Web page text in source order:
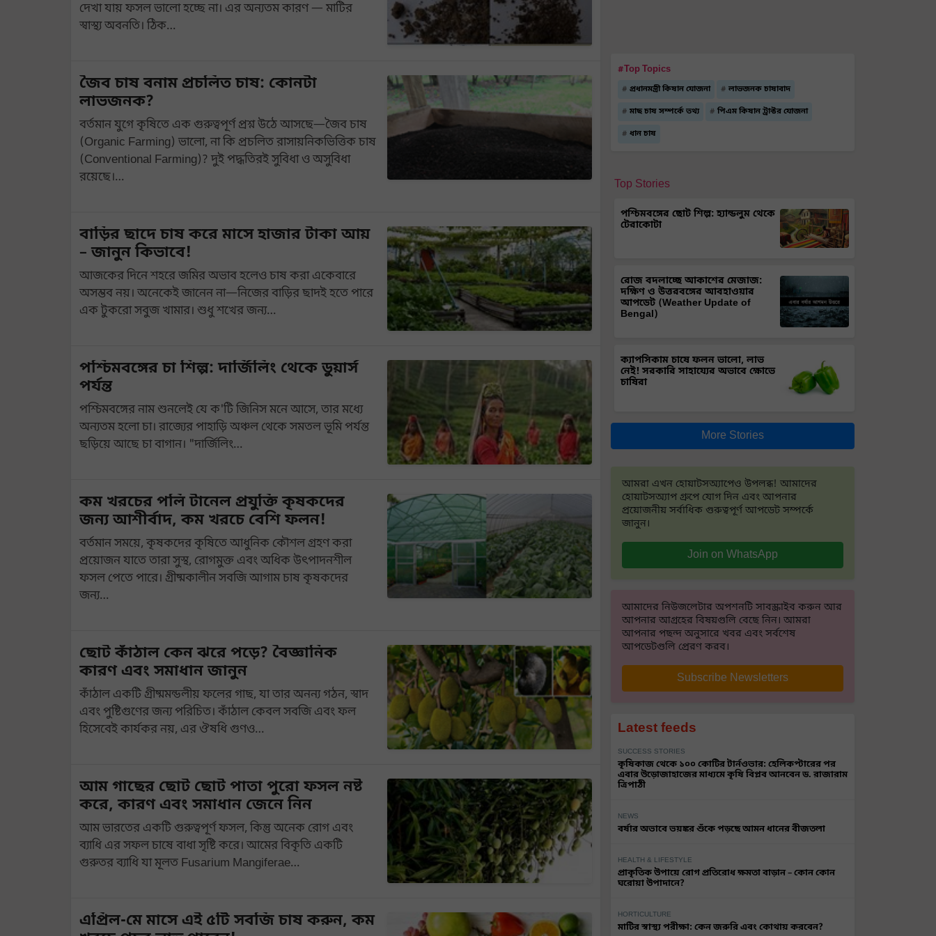
দেখা যায় ফসল ভালো হচ্ছে না। এর অন্যতম কারণ — মাটির
স্বাস্থ্য অবনতি। ঠিক…
জৈব চাষ বনাম প্রচলিত চাষ: কোনটা
লাভজনক?
বর্তমান যুগে কৃষিতে এক গুরুত্বপূর্ণ প্রশ্ন উঠে আসছে—জৈব চাষ
(Organic Farming) ভালো, না কি প্রচলিত রাসায়নিকভিত্তিক চাষ
(Conventional Farming)? দুই পদ্ধতিরই সুবিধা ও অসুবিধা
রয়েছে।…
বাড়ির ছাদে চাষ করে মাসে হাজার টাকা আয়
– জানুন কিভাবে!
আজকের দিনে শহরে জমির অভাব হলেও চাষ করা একেবারে
অসম্ভব নয়। অনেকেই জানেন না—নিজের বাড়ির ছাদই হতে পারে
এক টুকরো সবুজ খামার। শুধু শখের জন্য…
পশ্চিমবঙ্গের চা শিল্প: দার্জিলিং থেকে ডুয়ার্স
পর্যন্ত
পশ্চিমবঙ্গের নাম শুনলেই যে ক'টি জিনিস মনে আসে, তার মধ্যে
অন্যতম হলো চা। রাজ্যের পাহাড়ি অঞ্চল থেকে সমতল ভূমি পর্যন্ত
ছড়িয়ে আছে চা বাগান। "দার্জিলিং…
কম খরচের পলি টানেল প্রযুক্তি কৃষকদের
জন্য আশীর্বাদ, কম খরচে বেশি ফলন!
বর্তমান সময়ে, কৃষকদের কৃষিতে আধুনিক কৌশল গ্রহণ করা
প্রয়োজন যাতে তারা সুস্থ, রোগমুক্ত এবং অধিক উৎপাদনশীল
ফসল পেতে পারে। গ্রীষ্মকালীন সবজি আগাম চাষ কৃষকদের
জন্য…
ছোট কাঁঠাল কেন ঝরে পড়ে? বৈজ্ঞানিক
কারণ এবং সমাধান জানুন
কাঁঠাল একটি গ্রীষ্মমন্ডলীয় ফলের গাছ, যা তার অনন্য গঠন, স্বাদ
এবং পুষ্টিগুণের জন্য পরিচিত। কাঁঠাল কেবল সবজি এবং ফল
হিসেবেই কার্যকর নয়, এর ঔষধি গুণও…
আম গাছের ছোট ছোট পাতা পুরো ফসল নষ্ট
করে, কারণ এবং সমাধান জেনে নিন
আম ভারতের একটি গুরুত্বপূর্ণ ফসল, কিন্তু অনেক রোগ এবং
ব্যাধি এর সফল চাষে বাধা সৃষ্টি করে। আমের বিকৃতি একটি
গুরুতর ব্যাধি যা মূলত Fusarium Mangiferae…
এপ্রিল-মে মাসে এই ৫টি সবজি চাষ করুন, কম
#Top Topics
প্রধানমন্ত্রী কিষান যোজনা লাভজনক চাষাবাদ
মাছ চাষ সম্পর্কে তথ্য পিএম কিষান ট্রাক্টর যোজনা
ধান চাষ
Top Stories
পশ্চিমবঙ্গের ছোট শিল্প: হ্যান্ডলুম থেকে
টেরাকোটা
রোজ বদলাচ্ছে আকাশের মেজাজ:
দক্ষিণ ও উত্তরবঙ্গের আবহাওয়ার
আপডেট (Weather Update of
Bengal)
ক্যাপসিকাম চাষে ফলন ভালো, লাভ
নেই! সরকারি সাহায্যের অভাবে ক্ষোভে
চাষিরা
More Stories
আমরা এখন হোয়াটসঅ্যাপেও উপলব্ধ! আমাদের
হোয়াটসঅ্যাপ গ্রুপে যোগ দিন এবং আপনার
প্রয়োজনীয় সর্বাধিক গুরুত্বপূর্ণ আপডেট সম্পর্কে
জানুন।
Join on WhatsApp
আমাদের নিউজলেটার অপশনটি সাবস্ক্রাইব করুন আর
আপনার আগ্রহের বিষয়গুলি বেছে নিন। আমরা
আপনার পছন্দ অনুসারে খবর এবং সর্বশেষ
আপডেটগুলি প্রেরণ করব।
Subscribe Newsletters
Latest feeds
SUCCESS STORIES
কৃষিকাজ থেকে ১০০ কোটির টার্নওভার: হেলিকপ্টারের পর
এবার উড়োজাহাজের মাধ্যমে কৃষি বিপ্লব আনবেন ড. রাজারাম
ত্রিপাঠী
NEWS
বর্ষার অভাবে ভয়ঙ্কর শুঁকে পড়ছে আমন ধানের বীজতলা
HEALTH & LIFESTYLE
প্রাকৃতিক উপায়ে রোগ প্রতিরোধ ক্ষমতা বাড়ান – কোন কোন
ঘরোয়া উপাদানে?
HORTICULTURE
মাটির স্বাস্থ্য পরীক্ষা: কেন জরুরি এবং কোথায় করবেন?